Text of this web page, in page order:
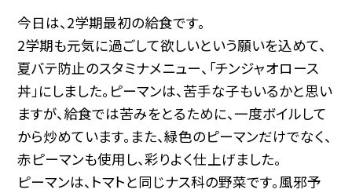
今日は、2学期最初の給食です。
2学期も元気に過ごして欲しいという願いを込めて、
夏バテ防止のスタミナメニュー、「チンジャオロース
丼」にしました。ピーマンは、苦手な子もいるかと思い
ますが、給食では苦みをとるために、一度ボイルして
から炒めています。また、緑色のピーマンだけでなく、
赤ピーマンも使用し、彩りよく仕上げました。
ピーマンは、トマトと同じナス科の野菜です。風邪予